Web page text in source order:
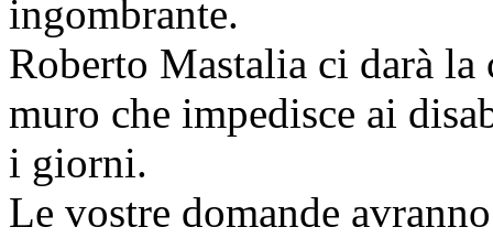
ingombrante.
Roberto Mastalia ci darà la
muro che impedisce ai
i giorni.
Le vostre domande